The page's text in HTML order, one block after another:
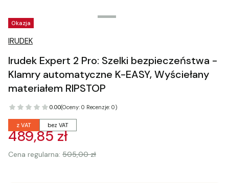
Tagi produktu
Okazja
IRUDEK
Irudek Expert 2 Pro: Szelki bezpieczeństwa -
Klamry automatyczne K-EASY, Wyściełany
materiałem RIPSTOP
0.00(Oceny: 0 Recenzje: 0)
z VAT bez VAT
489,85 zł
Cena regularna: 505,00 zł